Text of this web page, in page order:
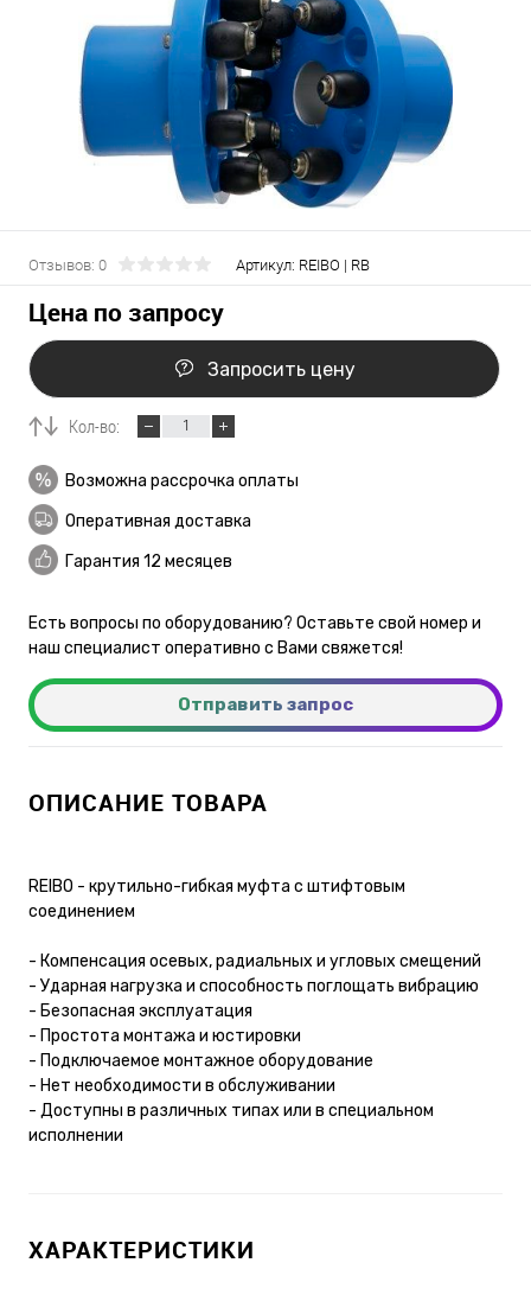
Отзывов: 0 Артикул: REIBO | RB
Цена по запросу
Запросить цену
Кол-во:
Возможна рассрочка оплаты
Оперативная доставка
Гарантия 12 месяцев
Есть вопросы по оборудованию? Оставьте свой номер и
наш специалист оперативно с Вами свяжется!
Отправить запрос
ОПИСАНИЕ ТОВАРА
REIBO - крутильно-гибкая муфта с штифтовым
соединением
- Компенсация осевых, радиальных и угловых смещений
- Ударная нагрузка и способность поглощать вибрацию
- Безопасная эксплуатация
- Простота монтажа и юстировки
- Подключаемое монтажное оборудование
- Нет необходимости в обслуживании
- Доступны в различных типах или в специальном
исполнении
ХАРАКТЕРИСТИКИ